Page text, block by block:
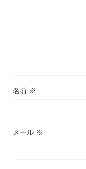
名前 ※
メール ※